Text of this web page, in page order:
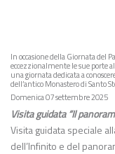
In occasione della Giornata del
eccezzionalmente le sue porte
una giornata dedicata a
dell’antico Monastero di Santo
Domenica 07 settembre 2025
Visita guidata “Il
Visita guidata speciale
dell’Infinito e del